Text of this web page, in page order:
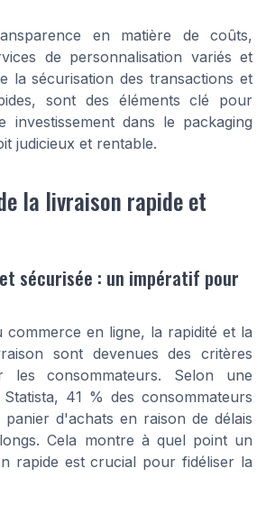
en matière de coûts,
de personnalisation variés et
la sécurisation des transactions et
sont des éléments clé pour
investissement dans le packaging
judicieux et rentable.
la livraison rapide et
sécurisée : un impératif pour
commerce en ligne, la rapidité et la
sont devenues des critères
les consommateurs. Selon une
41 % des consommateurs
d'achats en raison de délais
Cela montre à quel point un
rapide est crucial pour fidéliser la